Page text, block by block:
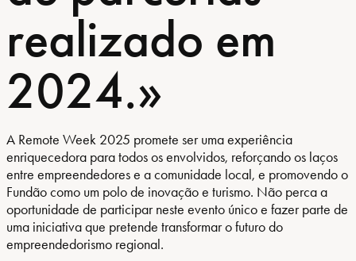
realizado em
2024.»
A Remote Week 2025 promete ser uma experiência
enriquecedora para todos os envolvidos, reforçando os laços
entre empreendedores e a comunidade local, e promovendo o
Fundão como um polo de inovação e turismo. Não perca a
oportunidade de participar neste evento único e fazer parte de
uma iniciativa que pretende transformar o futuro do
empreendedorismo regional.